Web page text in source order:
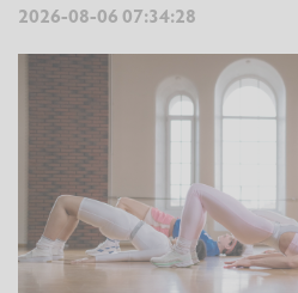
2026-08-06 07:34:28